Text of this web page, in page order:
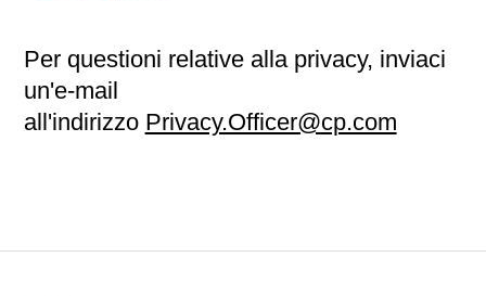
Per questioni relative alla privacy, inviaci
un'e-mail
all'indirizzo Privacy.Officer@cp.com